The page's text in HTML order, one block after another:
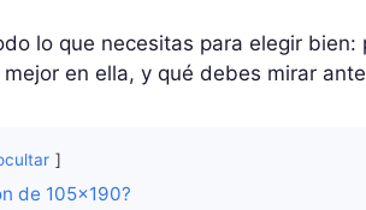
lo que necesitas para elegir
en ella, y qué debes mirar
de 105×190?